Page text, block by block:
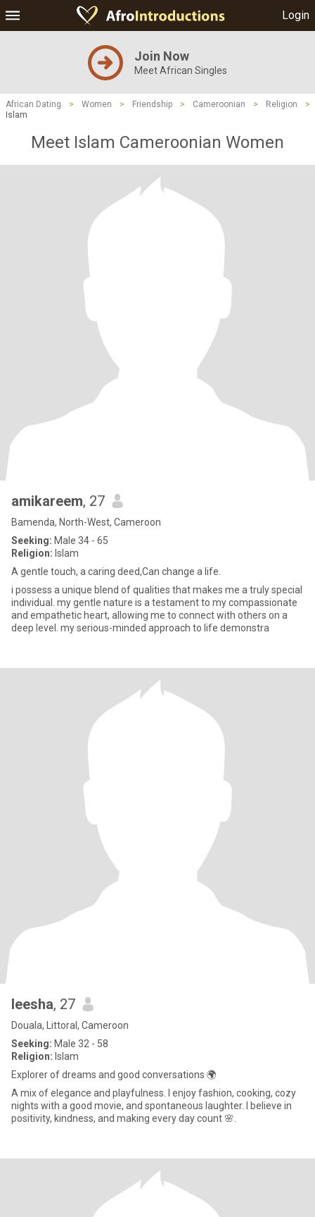
Login
Join Now
Meet African Singles
African Dating > Women > Friendship > Cameroonian > Religion
>
Islam
Meet Islam Cameroonian Women
amikareem, 27
Bamenda, North-West, Cameroon
Seeking: Male 34 - 65
Religion: Islam
A gentle touch, a caring deed,Can change a life.
i possess a unique blend of qualities that makes me a truly special
individual. my gentle nature is a testament to my compassionate
and empathetic heart, allowing me to connect with others on a
deep level. my serious-minded approach to life demonstra
leesha, 27
Douala, Littoral, Cameroon
Seeking: Male 32 - 58
Religion: Islam
Explorer of dreams and good conversations 🌍
A mix of elegance and playfulness. I enjoy fashion, cooking, cozy
nights with a good movie, and spontaneous laughter. I believe in
positivity, kindness, and making every day count 🌸.